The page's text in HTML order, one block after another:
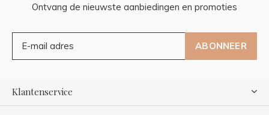
Ontvang de nieuwste aanbiedingen en promoties
ABONNEER
Klantenservice